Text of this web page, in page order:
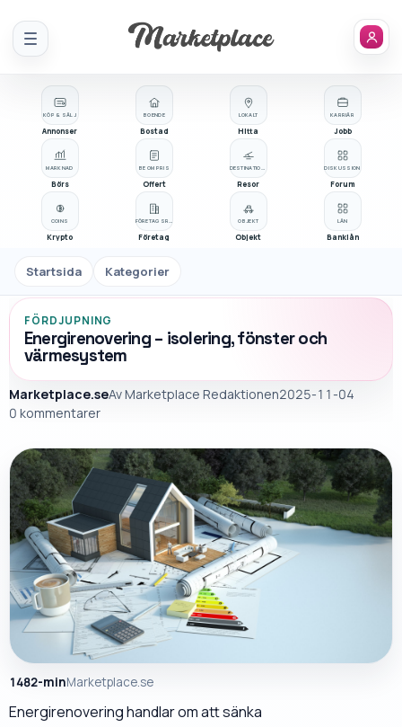
Meny
KÖP & SÄLJ
Annonser
BOENDE
Bostad
OBJEKT
Objekt
BE OM PRIS
Offert
Företag
LÅN
Banklån
MARKNAD
Börs
LOKALT
Hitta
KARRIÄR
Jobb
Resor
COINS
Krypto
DISKUSSION
Forum
Startsida Kategorier
FÖRDJUPNING
Energirenovering – isolering, fönster och
värmesystem
Marketplace.seAvMarketplace Redaktionen2025-11-04
0 kommentarer
1482-minMarketplace.se
Energirenovering handlar om att sänka